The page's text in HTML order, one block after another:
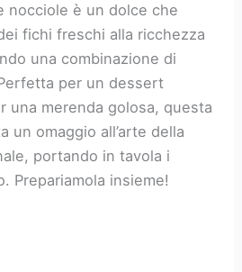
nocciole è un dolce che
fichi freschi alla ricchezza
una combinazione di
per un dessert
una merenda golosa, questa
un omaggio all’arte della
portando in tavola i
Prepariamola insieme!